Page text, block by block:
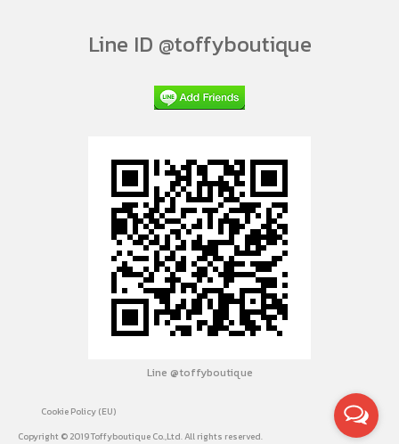
Line ID @toffyboutique
Line @toffyboutique
Cookie Policy (EU)
Copyright © 2019 Toffyboutique Co.,Ltd. All rights reserved.